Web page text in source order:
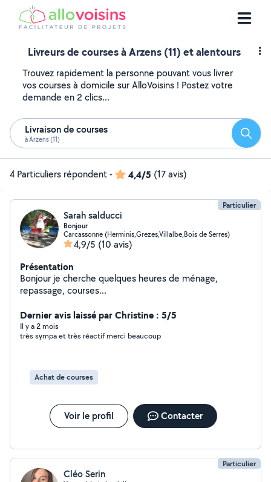
Livreurs de courses à Arzens (11) et alentours
Trouvez rapidement la personne pouvant vous livrer
vos courses à domicile sur AlloVoisins ! Postez votre
demande en 2 clics...
Livraison de courses
à Arzens (11)
4 Particuliers répondent- 4,4/5 (17 avis)
Particulier
Sarah salducci
Bonjour
Carcassonne (Herminis,Grezes,Villalbe,Bois de Serres)
4,9/5 (10 avis)
Présentation
Bonjour je cherche quelques heures de ménage,
repassage, courses...
Dernier avis laissé par Christine : 5/5
Il y a 2 mois
très sympa et très réactif merci beaucoup
Achat de courses
Voir le profil Contacter
Particulier
Cléo Serin